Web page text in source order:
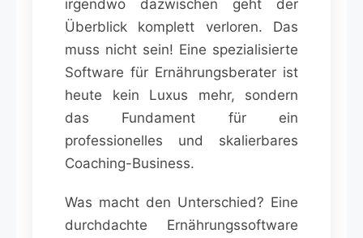
irgendwo dazwischen geht der
Überblick komplett verloren. Das
muss nicht sein! Eine spezialisierte
Software für Ernährungsberater ist
heute kein Luxus mehr, sondern
das Fundament für ein
professionelles und skalierbares
Coaching-Business.
Was macht den Unterschied? Eine
durchdachte Ernährungssoftware